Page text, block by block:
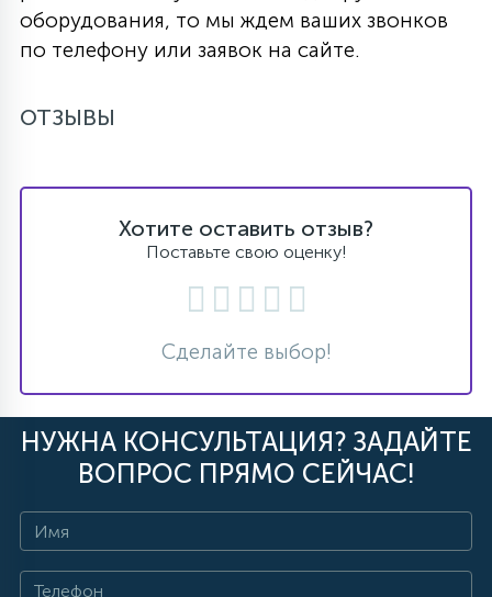
оборудования, то мы ждем ваших звонков
по телефону или заявок на сайте.
ОТЗЫВЫ
Хотите оставить отзыв?
Поставьте свою оценку!
Сделайте выбор!
НУЖНА КОНСУЛЬТАЦИЯ? ЗАДАЙТЕ
ВОПРОС ПРЯМО СЕЙЧАС!